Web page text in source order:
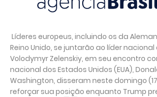
Líderes europeus, incluindo os da
Reino Unido, se juntarão ao líder nacional
Volodymyr Zelenskiy, em seu encontro
nacional dos Estados Unidos (EUA),
Washington, disseram neste domingo
reforçar sua posição enquanto Trump